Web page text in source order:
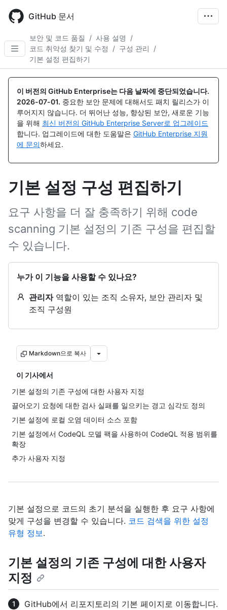
main
GitHub 문서
보안 및 코드 품질 / 사용 설명
/
코드 취약성 찾기 및 수정
/ 구성 관리
/
기본 설정 편집하기
이 버전의 GitHub Enterprise는 다음 날짜에 중단되었습니다.
2026-07-01. 중요한 보안 문제에 대해서도 패치 릴리스가 이
루어지지 않습니다. 더 뛰어난 성능, 향상된 보안, 새로운 기능
을 위해 최신 버전의 GitHub Enterprise Server로 업그레이드
합니다. 업그레이드에 대한 도움말은 GitHub Enterprise 지원
에 문의하세요.
기본 설정 구성 편집하기
요구 사항을 더 잘 충족하기 위해 code
scanning 기본 설정의 기존 구성을 편집할
수 있습니다.
누가 이 기능을 사용할 수 있나요?
관리자역할이 있는 조직 소유자, 보안 관리자 및
조직 구성원
Markdown으로 복사
이 기사에서
기본 설정의 기존 구성에 대한 사용자 지정
끌어오기 요청에 대한 검사 실패를 일으키는 경고 심각도 정의
기본 설정에 로컬 오염 데이터 소스 포함
기본 설정에서 CodeQL 모델 팩을 사용하여 CodeQL 적용 범위를
확장
추가 사용자 지정
기본 설정으로 코드의 초기 분석을 실행한 후 요구 사항에
맞게 구성을 변경할 수 있습니다. 코드 검색을 위한 설정
유형 정보.
기본 설정의 기존 구성에 대한 사용자
지정
GitHub에서 리포지토리의 기본 페이지로 이동합니다.